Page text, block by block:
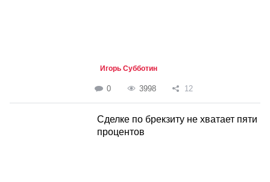
Игорь Субботин
0 3998 12
Сделке по брекзиту не хватает пяти
процентов